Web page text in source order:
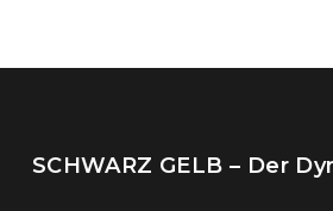
SCHWARZ GELB – Der